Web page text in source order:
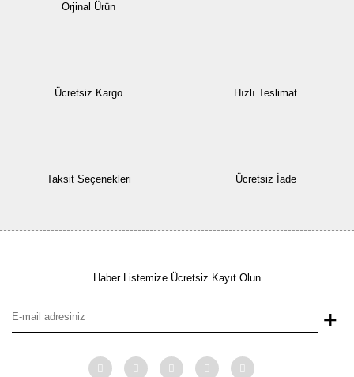
Orjinal Ürün
Ücretsiz Kargo Hızlı Teslimat
Taksit Seçenekleri Ücretsiz İade
Haber Listemize Ücretsiz Kayıt Olun
+